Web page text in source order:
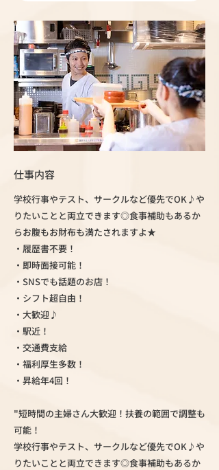
仕事内容
学校行事やテスト、サークルなど優先でOK♪や
りたいことと両立できます◎食事補助もあるか
らお腹もお財布も満たされますよ★
・履歴書不要！
・即時面接可能！
・SNSでも話題のお店！
・シフト超自由！
・大歓迎♪
・駅近！
・交通費支給
・福利厚生多数！
・昇給年4回！
"短時間の主婦さん大歓迎！扶養の範囲で調整も
可能！
学校行事やテスト、サークルなど優先でOK♪や
りたいことと両立できます◎食事補助もあるか